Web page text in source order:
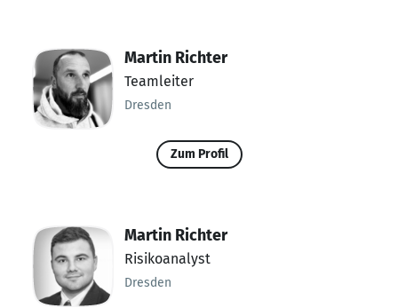
Martin Richter
Teamleiter
Dresden
Zum Profil
Martin Richter
Risikoanalyst
Dresden